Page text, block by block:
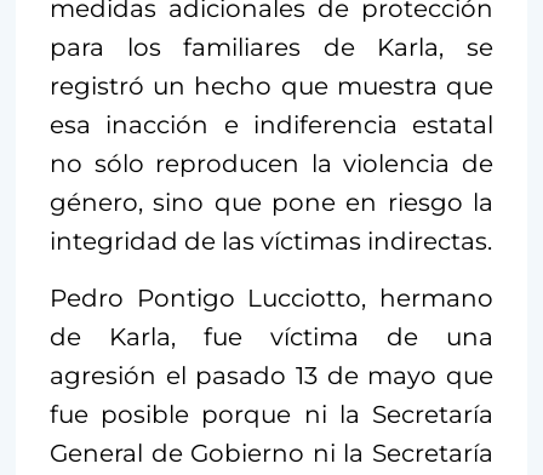
medidas adicionales de protección
para los familiares de Karla, se
registró un hecho que muestra que
esa inacción e indiferencia estatal
no sólo reproducen la violencia de
género, sino que pone en riesgo la
integridad de las víctimas indirectas.
Pedro Pontigo Lucciotto, hermano
de Karla, fue víctima de una
agresión el pasado 13 de mayo que
fue posible porque ni la Secretaría
General de Gobierno ni la Secretaría